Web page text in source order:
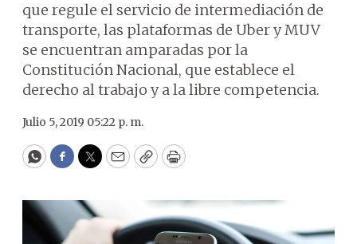
que regule el servicio de intermediación de
transporte, las plataformas de Uber y MUV
se encuentran amparadas por la
Constitución Nacional, que establece el
derecho al trabajo y a la libre competencia.
Julio 5, 2019 05:22 p. m.
WhatsApp
Facebook
Twitter
EmailCopyPrint